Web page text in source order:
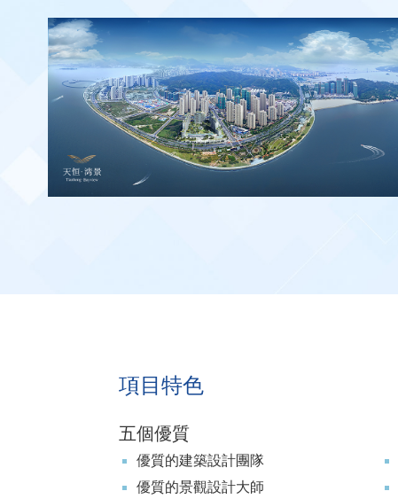
項目特色
五個優質
優質的建築設計團隊
優質的景觀設計大師